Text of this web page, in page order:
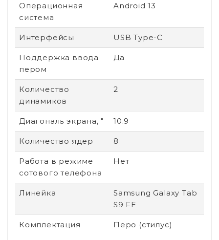
Операционная
система
Android 13
Интерфейсы USB Type-C
Поддержка ввода
пером
Да
Количество
динамиков
2
Диагональ экрана, " 10.9
Количество ядер 8
Работа в режиме
сотового телефона
Нет
Линейка
Samsung Galaxy Tab
S9 FE
Комплектация Перо (стилус)